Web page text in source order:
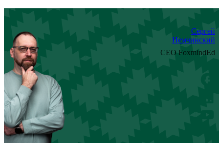
Сергей
Немчинский
CEO FoxmindEd